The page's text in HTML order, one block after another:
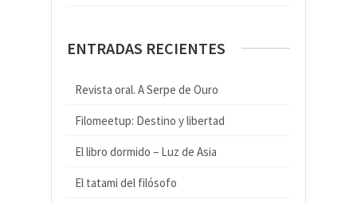
ENTRADAS RECIENTES
Revista oral. A Serpe de Ouro
Filomeetup: Destino y libertad
El libro dormido – Luz de Asia
El tatami del filósofo